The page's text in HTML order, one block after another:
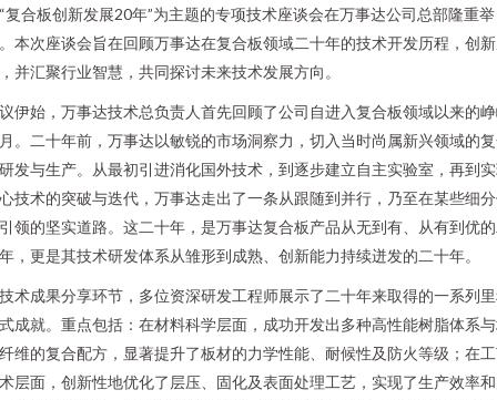
复合板创新发展20年”为主题的专项技术座谈会在万事达公司总部隆重举
本次座谈会旨在回顾万事达在复合板领域二十年的技术开发历程，创
并汇聚行业智慧，共同探讨未来技术发展方向。
伊始，万事达技术总负责人首先回顾了公司自进入复合板领域以来的
。二十年前，万事达以敏锐的市场洞察力，切入当时尚属新兴领域的
发与生产。从最初引进消化国外技术，到逐步建立自主实验室，再到
技术的突破与迭代，万事达走出了一条从跟随到并行，乃至在某些细
领的坚实道路。这二十年，是万事达复合板产品从无到有、从有到优
，更是其技术研发体系从雏形到成熟、创新能力持续迸发的二十年。
术成果分享环节，多位资深研发工程师展示了二十年来取得的一系列
成就。重点包括：在材料科学层面，成功开发出多种高性能树脂体系
维的复合配方，显著提升了板材的力学性能、耐候性及防火等级；在
层面，创新性地优化了层压、固化及表面处理工艺，实现了生产效率